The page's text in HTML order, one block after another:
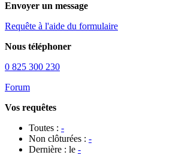
Envoyer un message
Requête à l'aide du formulaire
Nous téléphoner
0 825 300 230
Forum
Vos requêtes
Toutes : -
Non clôturées : -
Dernière : le -